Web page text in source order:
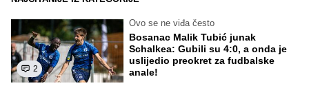
2
Ovo se ne viđa često
Bosanac Malik Tubić junak
Schalkea: Gubili su 4:0, a onda je
uslijedio preokret za fudbalske
anale!